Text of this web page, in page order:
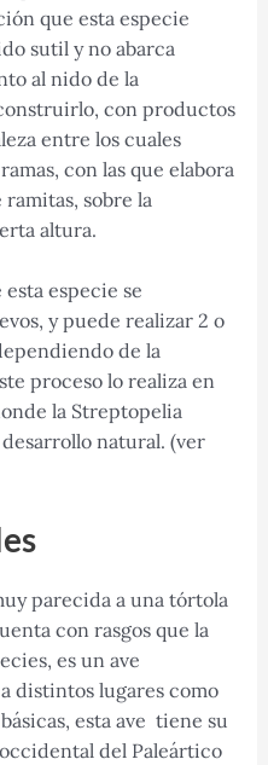
que esta especie
sutil y no abarca
al nido de la
con productos
entre los cuales
con las que elabora
sobre la
altura.
especie se
y puede realizar 2 o
de la
proceso lo realiza en
la Streptopelia
natural. (ver
parecida a una tórtola
con rasgos que la
es un ave
distintos lugares como
esta ave tiene su
del Paleártico